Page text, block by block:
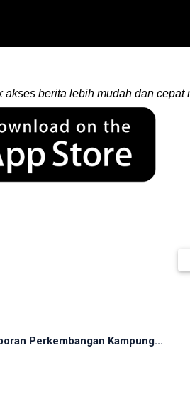
akses berita lebih mudah dan cepat
Perkembangan Kampung...